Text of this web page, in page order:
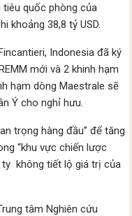
quốc phòng của
khoảng 38,8 tỷ USD.
Indonesia đã ký
mới và 2 khinh hạm
hạm dòng Maestrale sẽ
Ý cho nghỉ hưu.
trọng hàng đầu” để tăng
“khu vực chiến lược
ty không tiết lộ giá trị của
tâm Nghiên cứu